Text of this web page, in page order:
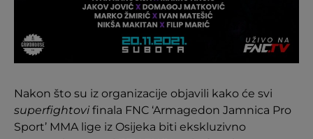
Nakon što su iz organizacije objavili kako će svi
superfightovi finala FNC ‘Armagedon Jamnica Pro
Sport’ MMA lige iz Osijeka biti ekskluzivno